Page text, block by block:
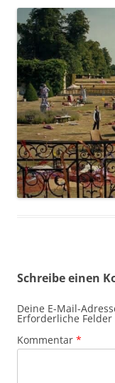
Schreibe einen
Deine E-Mail-
Erforderliche
Kommentar *